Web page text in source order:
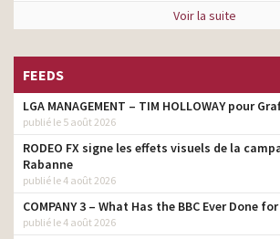
Voir la suite
FEEDS
LGA MANAGEMENT – TIM HOLLOWAY pour
publié le 5 août 2026
RODEO FX signe les effets visuels de la
Rabanne
publié le 4 août 2026
COMPANY 3 – What Has the BBC Ever Done for
publié le 4 août 2026